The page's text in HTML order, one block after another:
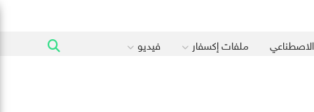
الاصطناعي ملفات إكسفار فيديو